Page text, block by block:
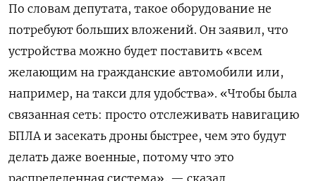
По словам депутата, такое оборудование не
потребуют больших вложений. Он заявил, что
устройства можно будет поставить «всем
желающим на гражданские автомобили или,
например, на такси для удобства». «Чтобы была
связанная сеть: просто отслеживать навигацию
БПЛА и засекать дроны быстрее, чем это будут
делать даже военные, потому что это
распределенная система», — сказал